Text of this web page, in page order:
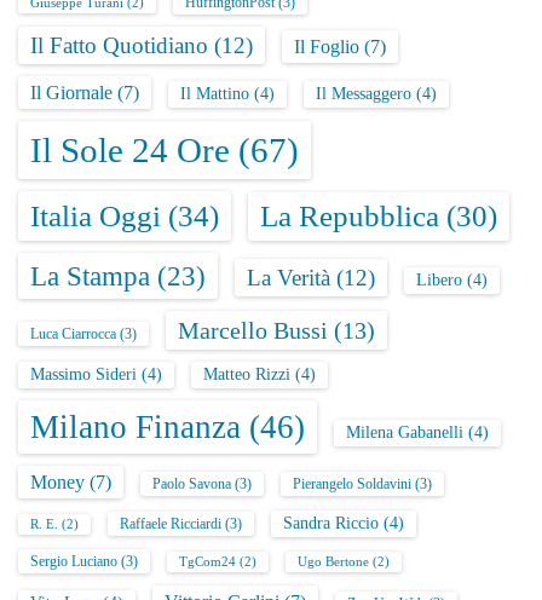
Il Fatto Quotidiano (12) Il Foglio (7)
Il Giornale (7) Il Mattino (4) Il Messaggero (4)
Il Sole 24 Ore (67)
Italia Oggi (34) La Repubblica (30)
La Stampa (23) La Verità (12) Libero (4)
Luca Ciarrocca (3) Marcello Bussi (13)
Massimo Sideri (4) Matteo Rizzi (4)
Milano Finanza (46) Milena Gabanelli (4)
Money (7) Paolo Savona (3) Pierangelo Soldavini (3)
R. E. (2) Raffaele Ricciardi (3) Sandra Riccio (4)
Sergio Luciano (3) TgCom24 (2) Ugo Bertone (2)